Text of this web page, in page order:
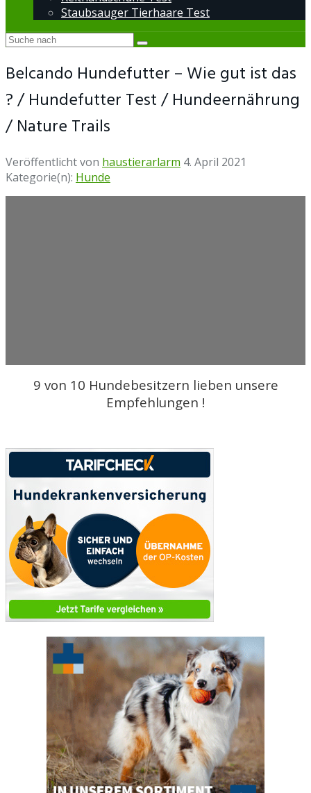
Staubsauger Tierhaare Test
Belcando Hundefutter – Wie gut ist das
? / Hundefutter Test / Hundeernährung
/ Nature Trails
Veröffentlicht von haustierarlarm 4. April 2021
Kategorie(n): Hunde
9 von 10 Hundebesitzern lieben unsere
Empfehlungen !